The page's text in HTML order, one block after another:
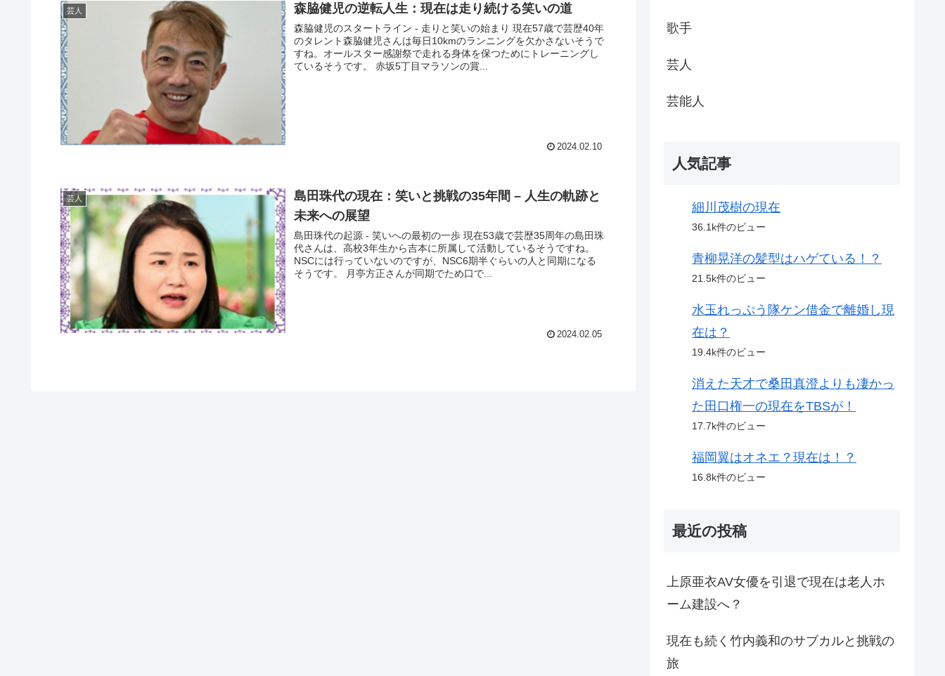
芸人 森脇健児の逆転人生：現在は走り続ける笑いの道
森脇健児のスタートライン - 走りと笑いの始まり 現在57歳で芸歴40年
のタレント森脇健児さんは毎日10kmのランニングを欠かさないそうで
すね。オールスター感謝祭で走れる身体を保つためにトレーニングし
ているそうです。 赤坂5丁目マラソンの賞...
2024.02.10
芸人
島田珠代の現在：笑いと挑戦の35年間 – 人生の軌跡と
未来への展望
島田珠代の起源 - 笑いへの最初の一歩 現在53歳で芸歴35周年の島田珠
代さんは、高校3年生から吉本に所属して活動しているそうですね。
NSCには行っていないのですが、NSC6期半ぐらいの人と同期になる
そうです。 月亭方正さんが同期でため口で...
2024.02.05
歌手
芸人
芸能人
人気記事
細川茂樹の現在
36.1k件のビュー
青柳晃洋の髪型はハゲている！？
21.5k件のビュー
水玉れっぷう隊ケン借金で離婚し現
在は？
19.4k件のビュー
消えた天才で桑田真澄よりも凄かっ
た田口権一の現在をTBSが！
17.7k件のビュー
福岡翼はオネエ？現在は！？
16.8k件のビュー
最近の投稿
上原亜衣AV女優を引退で現在は老人ホ
ーム建設へ？
現在も続く竹内義和のサブカルと挑戦の
旅